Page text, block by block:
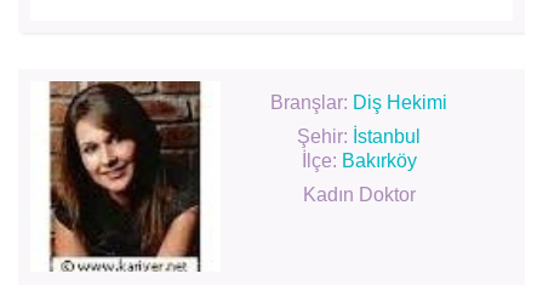
Branşlar: Diş Hekimi
Şehir: İstanbul
İlçe: Bakırköy
Kadın Doktor